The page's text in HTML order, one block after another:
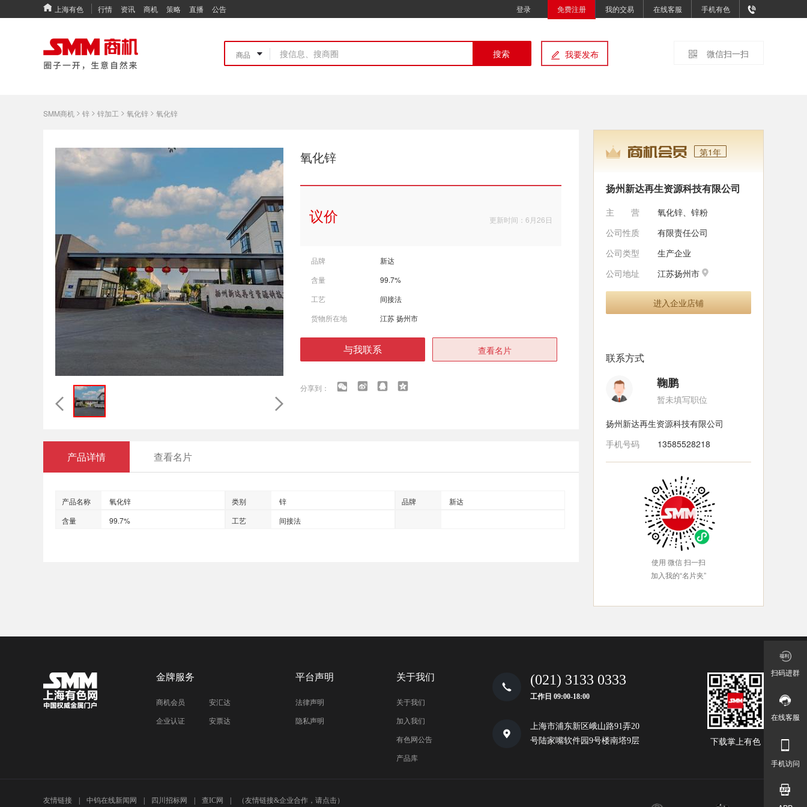
上海有色 行情 资讯 商机 策略 直播 公告 登录 免费注册 我的交易 在线客服 手机有色
搜索 我要发布 微信扫一扫
SMM商机 > 锌 > 锌加工 > 氧化锌 > 氧化锌
氧化锌
议价 更新时间：6月26日
品牌
新达
含量
99.7%
工艺
间接法
货物所在地
江苏 扬州市
与我联系 查看名片
产品详情 查看名片
产品名称 氧化锌 类别 锌 品牌
新达
含量
99.7% 工艺 间接法
第1年
扬州新达再生资源科技有限公司
主营
氧化锌、锌粉
公司性质
有限责任公司
公司类型
生产企业
公司地址
江苏扬州市
进入企业店铺
联系方式
鞠鹏
暂未填写职位
扬州新达再生资源科技有限公司
手机号码
13585528218
使用 微信 扫一扫
加入我的“名片夹”
扫码进群
在线客服
手机访问
金牌服务
商机会员
企业认证
安汇达
安票达
平台声明
法律声明
隐私声明
关于我们
关于我们
加入我们
有色网公告
产品库
(021) 3133 0333
工作日 09:00-18:00
上海市浦东新区峨山路91弄20
号陆家嘴软件园9号楼南塔9层
下载掌上有色
友情链接 中钨在线新闻网 四川招标网 查IC网
（友情链接&企业合作，请点击）